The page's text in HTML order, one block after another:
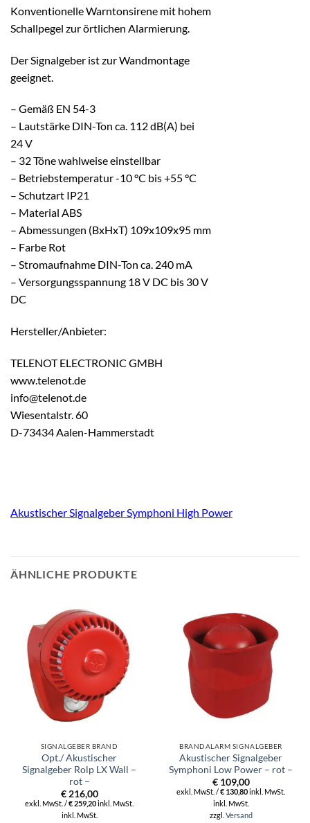
Konventionelle Warntonsirene mit hohem
Schallpegel zur örtlichen Alarmierung.
Der Signalgeber ist zur Wandmontage
geeignet.
– Gemäß EN 54-3
– Lautstärke DIN-Ton ca. 112 dB(A) bei
24 V
– 32 Töne wahlweise einstellbar
– Betriebstemperatur -10 °C bis +55 °C
– Schutzart IP21
– Material ABS
– Abmessungen (BxHxT) 109x109x95 mm
– Farbe Rot
– Stromaufnahme DIN-Ton ca. 240 mA
– Versorgungsspannung 18 V DC bis 30 V
DC
Hersteller/Anbieter:
TELENOT ELECTRONIC GMBH
www.telenot.de
info@telenot.de
Wiesentalstr. 60
D-73434 Aalen-Hammerstadt
Akustischer Signalgeber Symphoni High Power
ÄHNLICHE PRODUKTE
SIGNALGEBER BRAND
Opt./ Akustischer
Signalgeber Rolp LX Wall –
rot –
€216,00
exkl. MwSt. /€259,20inkl. MwSt.
inkl. MwSt.
BRANDALARM SIGNALGEBER
Akustischer Signalgeber
Symphoni Low Power – rot –
€109,00
exkl. MwSt. /€ 130,80inkl. MwSt.
inkl. MwSt.
zzgl. Versand